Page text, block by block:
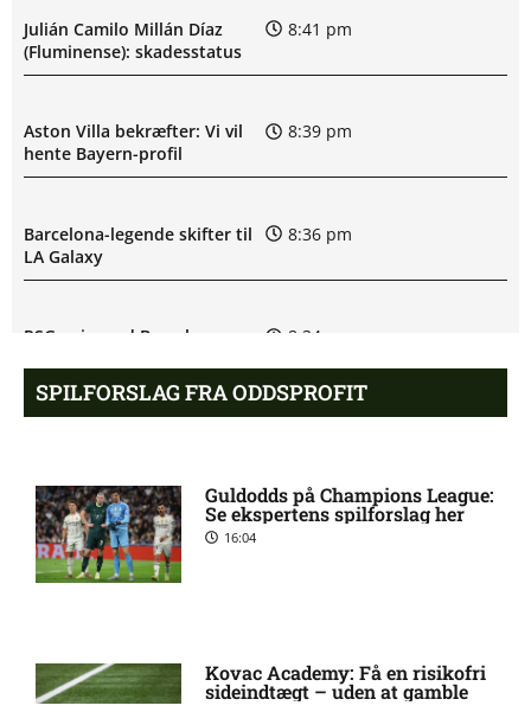
Julián Camilo Millán Díaz
(Fluminense): skadesstatus
8:41 pm
Aston Villa bekræfter: Vi vil
hente Bayern-profil
8:39 pm
Barcelona-legende skifter til
LA Galaxy
8:36 pm
PSG enig med Barcelona-
8:34 pm
West Ham henter
Tottenham-spiller
seneste nyt
SPILFORSLAG FRA ODDSPROFIT
Guldodds på Champions League:
Se ekspertens spilforslag her
16:04
Kovac Academy: Få en risikofri
sideindtægt – uden at gamble